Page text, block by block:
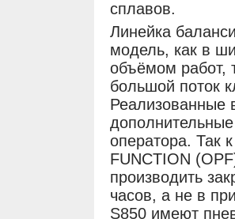
сплавов.
Линейка
модель, как в
объёмом работ,
большой поток
Реализованные
оператора. Так
FUNCTION
производить
часов, а не в
S850 имеют